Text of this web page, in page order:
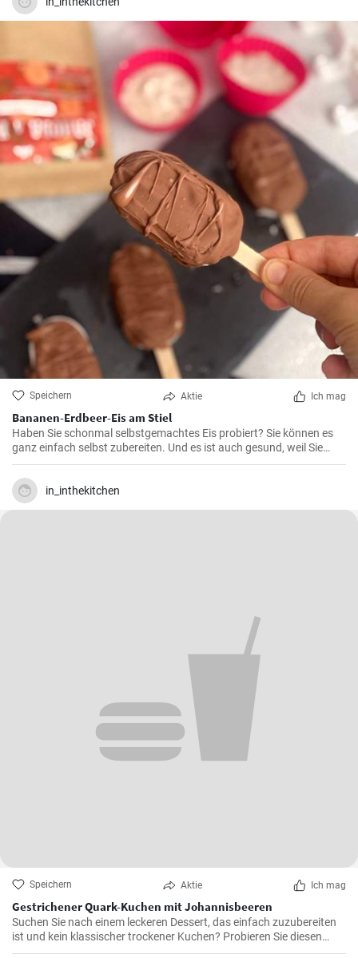
Speichern Aktie Ich mag
Bananen-Erdbeer-Eis am Stiel
Haben Sie schonmal selbstgemachtes Eis probiert? Sie können es
ganz einfach selbst zubereiten. Und es ist auch gesund, weil Sie
genau wissen, was Sie hineingeben. Dieses ist mit Bananen- und
Erdbeergeschmack, aber es ist gar kein Problem, wenn Sie keine
frischen Erdbeeren zu Hause haben.
in_inthekitchen
Speichern Aktie Ich mag
Gestrichener Quark-Kuchen mit Johannisbeeren
Suchen Sie nach einem leckeren Dessert, das einfach zuzubereiten
ist und kein klassischer trockener Kuchen? Probieren Sie diesen
gestrichenen Quarks mit Johannisbeeren. Sie können das Obst